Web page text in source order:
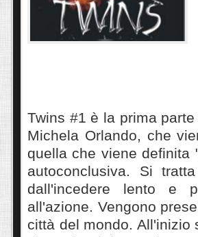
Twins #1 è la prima
Michela Orlando, che
quella che viene definita
autoconclusiva. Si
dall'incedere lento e
all'azione. Vengono
città del mondo. All'inizio